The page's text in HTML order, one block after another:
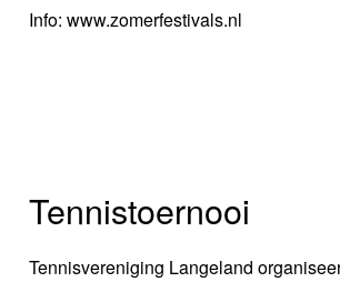
Info: www.zomerfestivals.nl
Tennistoernooi
Tennisvereniging Langeland